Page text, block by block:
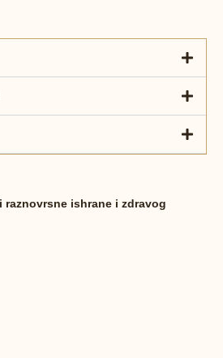
raznovrsne ishrane i zdravog